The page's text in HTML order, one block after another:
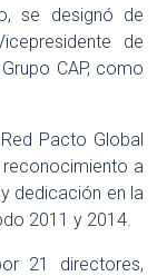
se designó de
de
CAP, como
Pacto Global
reconocimiento a
dedicación en la
2011 y 2014.
21 directores,